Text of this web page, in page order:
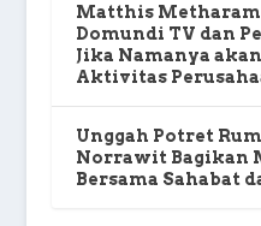
Matthis
Domundi TV dan
Jika Namanya
Aktivitas
Unggah Potret
Norrawit Bagikan
Bersama Sahabat